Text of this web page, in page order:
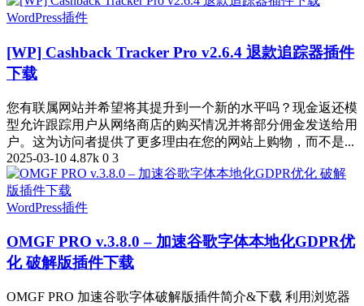
WordPress插件
[WP] Cashback Tracker Pro v2.6.4 退款追踪器插件
下载
您有联属网站并希望将其提升到一个新的水平吗？现金返还模
型允许跟踪用户从网络商店的购买情况并将部分佣金发送给用
户。这为访问者提供了更多理由在您的网站上购物，而不是...
2025-03-10 4.87k 0 3
WordPress插件
OMGF PRO v.3.8.0 – 加速谷歌字体本地化GDPR优
化 破解版插件下载
OMGF PRO 加速谷歌字体破解版插件简介&下载 利用浏览器